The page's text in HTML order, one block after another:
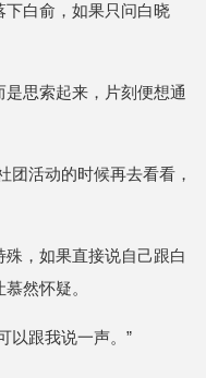
白俞，如果只问白晓
思索起来，片刻便想通
团活动的时候再去看看，
，如果直接说自己跟白
然怀疑。
以跟我说一声。”